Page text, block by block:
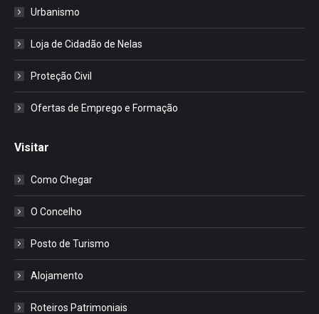
Urbanismo
Loja de Cidadão de Nelas
Proteção Civil
Ofertas de Emprego e Formação
Visitar
Como Chegar
O Concelho
Posto de Turismo
Alojamento
Roteiros Patrimoniais